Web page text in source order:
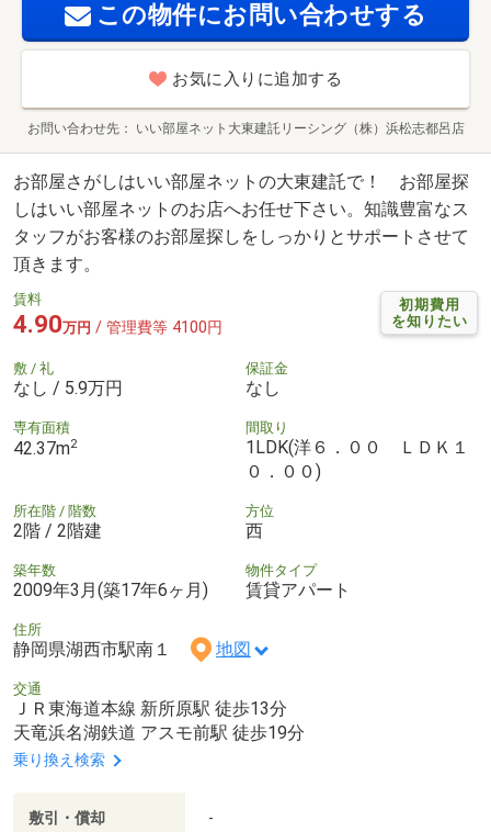
この物件にお問い合わせする
お気に入りに追加する
お問い合わせ先 いい部屋ネット大東建託リーシング（株）浜松志都呂店
お部屋さがしはいい部屋ネットの大東建託で！ お部屋探
しはいい部屋ネットのお店へお任せ下さい。知識豊富なス
タッフがお客様のお部屋探しをしっかりとサポートさせて
頂きます。
初期費用
を知りたい
賃料
4.90万円 / 管理費等 4100円
敷 / 礼
なし / 5.9万円
保証金
なし
専有面積
42.37m2
間取り
1LDK(洋６．００ ＬＤＫ１
０．００)
所在階 / 階数
2階 / 2階建
方位
西
築年数
2009年3月(築17年6ヶ月)
物件タイプ
賃貸アパート
住所
静岡県湖西市駅南１ 地図
交通
ＪＲ東海道本線 新所原駅 徒歩13分
天竜浜名湖鉄道 アスモ前駅 徒歩19分
乗り換え検索
敷引・償却 -